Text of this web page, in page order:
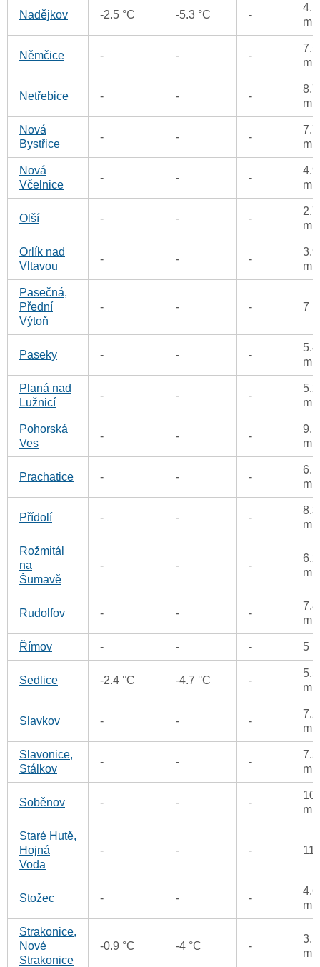
Nadějkov -2.5 °C -5.3 °C -
4.1
Němčice - - -
7.5
Netřebice - - -
8.7
Nová
Bystřice
- - -
7.7
Nová
Včelnice
- - -
4.9
Olší - - -
2.7
Orlík nad
Vltavou
- - -
3.9
Pasečná,
Přední
Výtoň
- - - 7
Paseky - - -
5.4
Planá nad
Lužnicí
- - -
5.2
Pohorská
Ves
- - -
9.1
Prachatice - - -
6.1
Přídolí - - -
8.3
Rožmitál
na
Šumavě
- - -
6.2
Rudolfov - - -
7.8
Římov - - - 5
Sedlice -2.4 °C -4.7 °C -
5.5
Slavkov - - -
7.2
Slavonice,
Stálkov
- - -
7.5
Soběnov - - -
Staré Hutě,
Hojná
Voda
- - - 11
Stožec - - -
4.6
Strakonice,
Nové
Strakonice
-0.9 °C -4 °C -
3.3